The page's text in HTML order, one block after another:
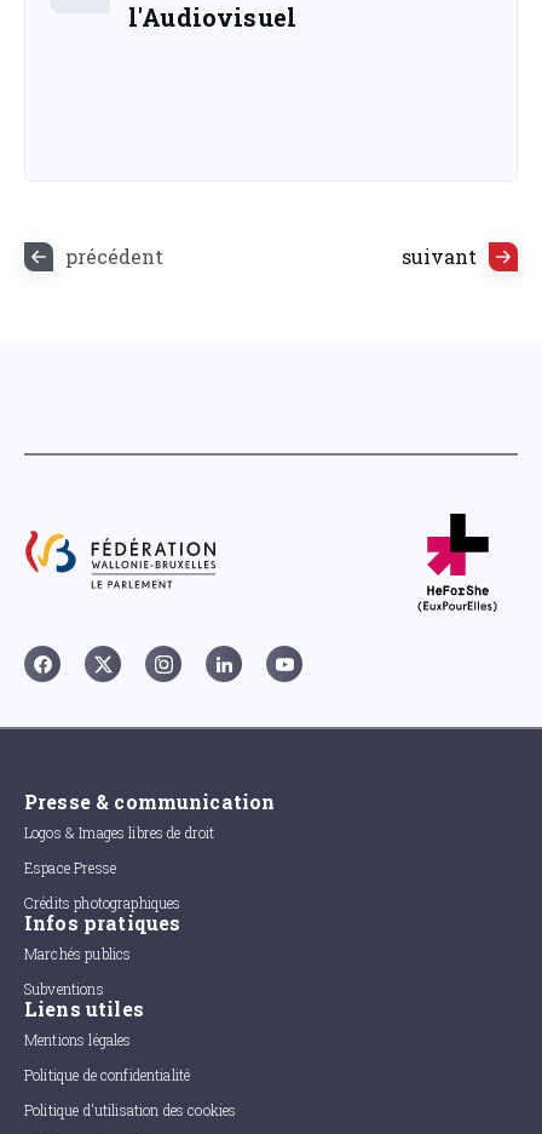
l'Audiovisuel
précédent suivant
Presse & communication
Logos & Images libres de droit
Espace Presse
Crédits photographiques
Infos pratiques
Marchés publics
Subventions
Liens utiles
Mentions légales
Politique de confidentialité
Politique d'utilisation des cookies